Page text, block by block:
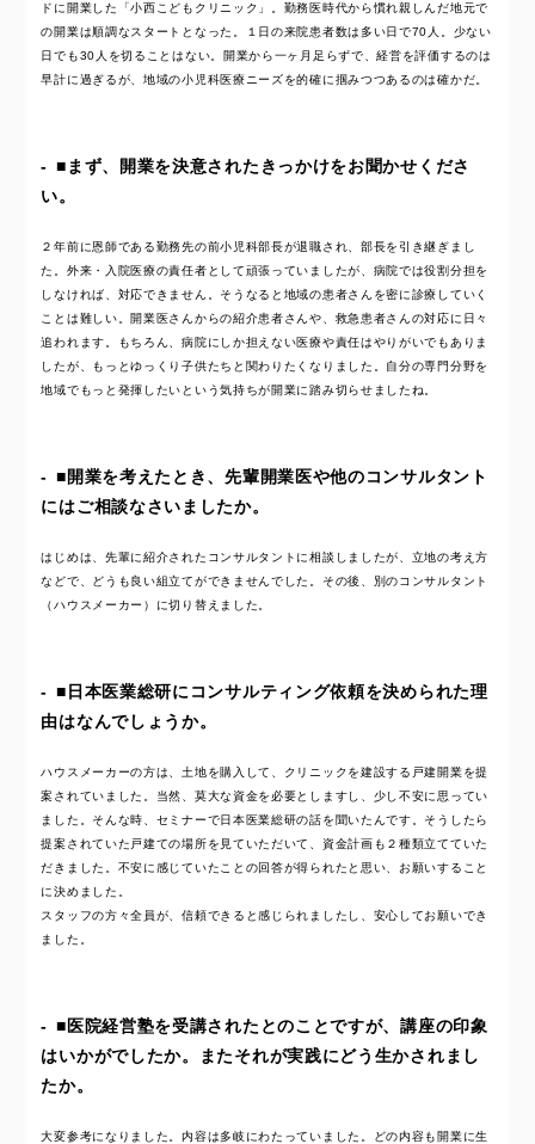
ドに開業した「小西こどもクリニック」。勤務医時代から慣れ親しんだ地元で
の開業は順調なスタートとなった。１日の来院患者数は多い日で70人。少ない
日でも30人を切ることはない。開業から一ヶ月足らずで、経営を評価するのは
早計に過ぎるが、地域の小児科医療ニーズを的確に掴みつつあるのは確かだ。
■まず、開業を決意されたきっかけをお聞かせくださ
い。
２年前に恩師である勤務先の前小児科部長が退職され、部長を引き継ぎまし
た。外来・入院医療の責任者として頑張っていましたが、病院では役割分担を
しなければ、対応できません。そうなると地域の患者さんを密に診療していく
ことは難しい。開業医さんからの紹介患者さんや、救急患者さんの対応に日々
追われます。もちろん、病院にしか担えない医療や責任はやりがいでもありま
したが、もっとゆっくり子供たちと関わりたくなりました。自分の専門分野を
地域でもっと発揮したいという気持ちが開業に踏み切らせましたね。
■開業を考えたとき、先輩開業医や他のコンサルタント
にはご相談なさいましたか。
はじめは、先輩に紹介されたコンサルタントに相談しましたが、立地の考え方
などで、どうも良い組立てができませんでした。その後、別のコンサルタント
（ハウスメーカー）に切り替えました。
■日本医業総研にコンサルティング依頼を決められた理
由はなんでしょうか。
ハウスメーカーの方は、土地を購入して、クリニックを建設する戸建開業を提
案されていました。当然、莫大な資金を必要としますし、少し不安に思ってい
ました。そんな時、セミナーで日本医業総研の話を聞いたんです。そうしたら
提案されていた戸建ての場所を見ていただいて、資金計画も２種類立てていた
だきました。不安に感じていたことの回答が得られたと思い、お願いすること
に決めました。
スタッフの方々全員が、信頼できると感じられましたし、安心してお願いでき
ました。
■医院経営塾を受講されたとのことですが、講座の印象
はいかがでしたか。またそれが実践にどう生かされまし
たか。
大変参考になりました。内容は多岐にわたっていました。どの内容も開業に生